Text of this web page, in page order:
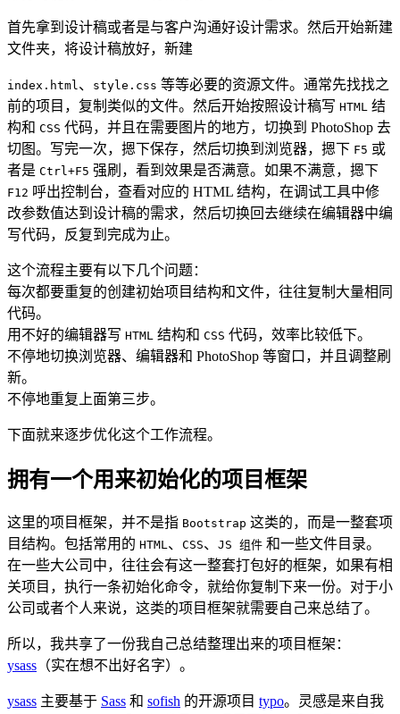
首先拿到设计稿或者是与客户沟通好设计需求。然后开始新建
文件夹，将设计稿放好，新建
index.html 、 style.css 等等必要的资源文件。通常先找找之
前的项目，复制类似的文件。然后开始按照设计稿写 HTML 结
构和 CSS 代码，并且在需要图片的地方，切换到 PhotoShop 去
切图。写完一次，摁下保存，然后切换到浏览器，摁下 F5 或
者是 Ctrl+F5 强刷，看到效果是否满意。如果不满意，摁下
F12 呼出控制台，查看对应的 HTML 结构，在调试工具中修
改参数值达到设计稿的需求，然后切换回去继续在编辑器中编
写代码，反复到完成为止。
这个流程主要有以下几个问题：
每次都要重复的创建初始项目结构和文件，往往复制大量相同
代码。
用不好的编辑器写 HTML 结构和 CSS 代码，效率比较低下。
不停地切换浏览器、编辑器和 PhotoShop 等窗口，并且调整刷
新。
不停地重复上面第三步。
下面就来逐步优化这个工作流程。
拥有一个用来初始化的项目框架
这里的项目框架，并不是指 Bootstrap 这类的，而是一整套项
目结构。包括常用的 HTML、 CSS、 JS 组件 和一些文件目录。
在一些大公司中，往往会有这一整套打包好的框架，如果有相
关项目，执行一条初始化命令，就给你复制下来一份。对于小
公司或者个人来说，这类的项目框架就需要自己来总结了。
所以，我共享了一份我自己总结整理出来的项目框架：
ysass （实在想不出好名字）。
ysass 主要基于 Sass 和 sofish 的开源项目 typo。灵感是来自我